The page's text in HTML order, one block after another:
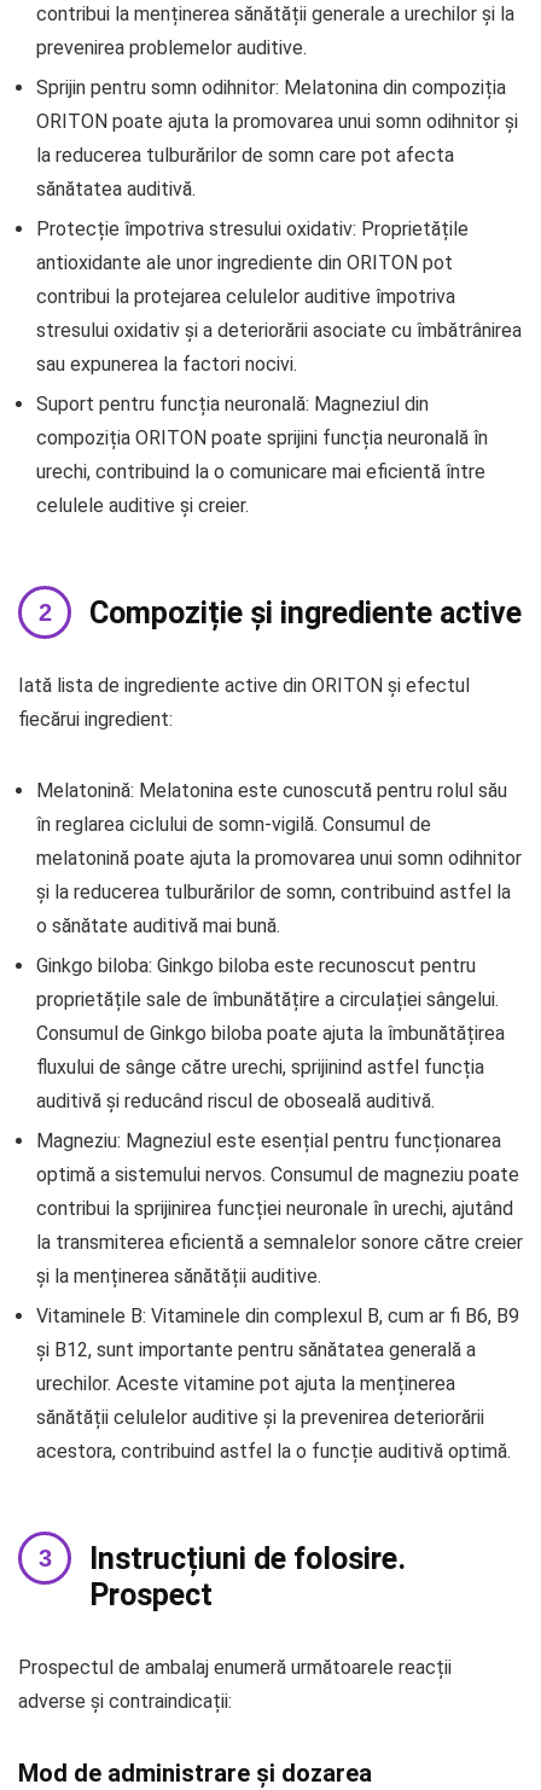
contribui la menținerea sănătății generale a urechilor și la
prevenirea problemelor auditive.
Sprijin pentru somn odihnitor: Melatonina din compoziția
ORITON poate ajuta la promovarea unui somn odihnitor și
la reducerea tulburărilor de somn care pot afecta
sănătatea auditivă.
Protecție împotriva stresului oxidativ: Proprietățile
antioxidante ale unor ingrediente din ORITON pot
contribui la protejarea celulelor auditive împotriva
stresului oxidativ și a deteriorării asociate cu îmbătrânirea
sau expunerea la factori nocivi.
Suport pentru funcția neuronală: Magneziul din
compoziția ORITON poate sprijini funcția neuronală în
urechi, contribuind la o comunicare mai eficientă între
celulele auditive și creier.
Compoziție și ingrediente active
Iată lista de ingrediente active din ORITON și efectul
fiecărui ingredient:
Melatonină: Melatonina este cunoscută pentru rolul său
în reglarea ciclului de somn-vigilă. Consumul de
melatonină poate ajuta la promovarea unui somn odihnitor
și la reducerea tulburărilor de somn, contribuind astfel la
o sănătate auditivă mai bună.
Ginkgo biloba: Ginkgo biloba este recunoscut pentru
proprietățile sale de îmbunătățire a circulației sângelui.
Consumul de Ginkgo biloba poate ajuta la îmbunătățirea
fluxului de sânge către urechi, sprijinind astfel funcția
auditivă și reducând riscul de oboseală auditivă.
Magneziu: Magneziul este esențial pentru funcționarea
optimă a sistemului nervos. Consumul de magneziu poate
contribui la sprijinirea funcției neuronale în urechi, ajutând
la transmiterea eficientă a semnalelor sonore către creier
și la menținerea sănătății auditive.
Vitaminele B: Vitaminele din complexul B, cum ar fi B6, B9
și B12, sunt importante pentru sănătatea generală a
urechilor. Aceste vitamine pot ajuta la menținerea
sănătății celulelor auditive și la prevenirea deteriorării
acestora, contribuind astfel la o funcție auditivă optimă.
Instrucțiuni de folosire.
Prospect
Prospectul de ambalaj enumeră următoarele reacții
adverse și contraindicații:
Mod de administrare și dozarea